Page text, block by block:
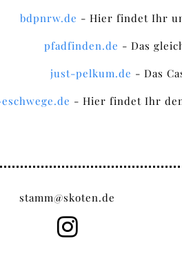
bdpnrw.de - Hier findet Ihr
pfadfinden.de - Das
just-pelkum.de - Das
- Hier findet Ihr
stamm@skoten.de
